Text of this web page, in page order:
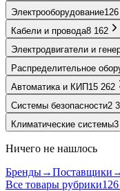
Электрооборудование
Кабели и провода8 162
Электродвигатели и
Распределительное
Автоматика и КИП 15 262
Системы безопасности2
Климатические системы
Ничего не нашлось
Бренды→Поставщики
Все товары рубрики